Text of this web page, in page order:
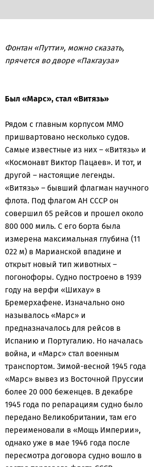
Фонтан «Путти», можно сказать,
прячется во дворе «Пакгауза»
Был «Марс», стал «Витязь»
Рядом с главным корпусом ММО
пришвартовано несколько судов.
Самые известные из них – «Витязь» и
«Космонавт Виктор Пацаев». И тот, и
другой – настоящие легенды.
«Витязь» – бывший флагман научного
флота. Под флагом АН СССР он
совершил 65 рейсов и прошел около
800 000 миль. С его борта была
измерена максимальная глубина (11
022 м) в Марианской впадине и
открыт новый тип животных –
погонофоры. Судно построено в 1939
году на верфи «Шихау» в
Бремерхафене. Изначально оно
называлось «Марс» и
предназначалось для рейсов в
Испанию и Португалию. Но началась
война, и «Марс» стал военным
транспортом. Зимой-весной 1945 года
«Марс» вывез из Восточной Пруссии
более 20 000 беженцев. В декабре
1945 года по репарациям судно было
передано Великобритании, там его
переименовали в «Мощь Империи»,
однако уже в мае 1946 года после
пересмотра договора судно вошло в